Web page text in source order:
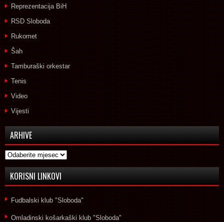
Reprezentacija BiH
RSD Sloboda
Rukomet
Šah
Tamburaški orkestar
Tenis
Video
Vijesti
ARHIVE
Arhive
KORISNI LINKOVI
Fudbalski klub "Sloboda"
Omladinski košarkaški klub "Sloboda"